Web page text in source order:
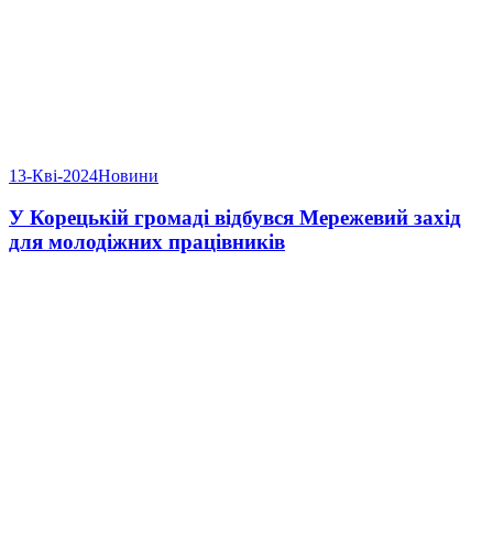
13-Кві-2024Новини
У Корецькій громаді відбувся Мережевий захід
для молодіжних працівників